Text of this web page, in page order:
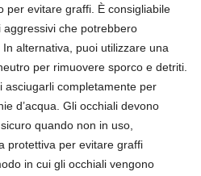
per evitare graffi. È consigliabile
aggressivi che potrebbero
alternativa, puoi utilizzare una
per rimuovere sporco e detriti.
asciugarli completamente per
d’acqua. Gli occhiali devono
quando non in uso,
protettiva per evitare graffi
in cui gli occhiali vengono